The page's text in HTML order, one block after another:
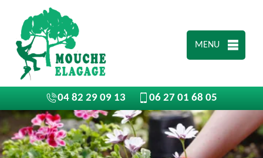
MENU
04 82 29 09 13 06 27 01 68 05